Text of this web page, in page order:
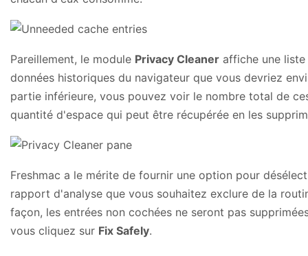
Pareillement, le module Privacy Cleaner affiche une
données historiques du navigateur que vous devriez
partie inférieure, vous pouvez voir le nombre total de
quantité d'espace qui peut être récupérée en les
Freshmac a le mérite de fournir une option pour
rapport d'analyse que vous souhaitez exclure de la
façon, les entrées non cochées ne seront pas
vous cliquez sur Fix Safely.